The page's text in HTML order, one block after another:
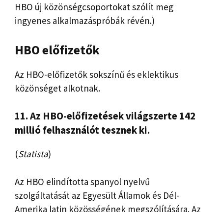
HBO új közönségcsoportokat szólít meg
ingyenes alkalmazáspróbák révén.)
HBO előfizetők
Az HBO-előfizetők sokszínű és eklektikus
közönséget alkotnak.
11. Az HBO-előfizetések világszerte 142
millió felhasználót tesznek ki.
(Statista)
Az HBO elindította spanyol nyelvű
szolgáltatását az Egyesült Államok és Dél-
Amerika latin közösségének megszólítására. Az